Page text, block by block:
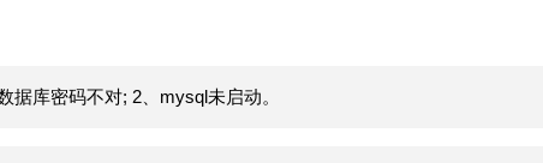
据库密码不对; 2、mysql未启动。